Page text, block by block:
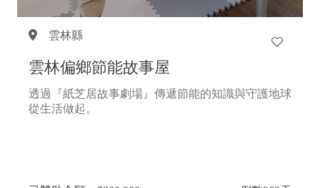
雲林縣
雲林偏鄉節能故事屋
透過『紙芝居故事劇場』傳遞節能的知識與守護地球
從生活做起。